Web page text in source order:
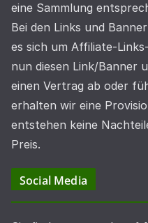
eine Sammlung
Bei den Links und
es sich um Affiliate-
nun diesen Link/Banner
einen Vertrag ab oder
erhalten wir eine
entstehen keine
Preis.
Social Media